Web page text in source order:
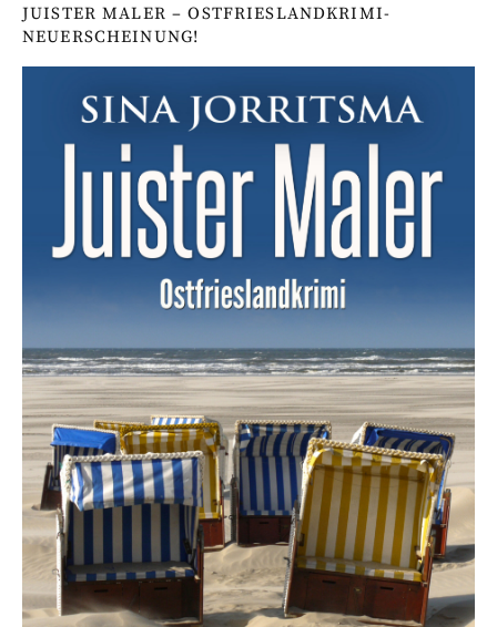
JUISTER MALER – OSTFRIESLANDKRIMI-
NEUERSCHEINUNG!